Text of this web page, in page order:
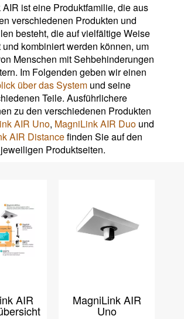
ist eine Produktfamilie, die aus
verschiedenen Produkten und
besteht, die auf vielfältige Weise
kombiniert werden können, um
Menschen mit Sehbehinderungen
Im Folgenden geben wir einen
über das Systemund seine
Teile. Ausführlichere
zu den verschiedenen Produkten
AIR Uno, MagniLink AIR Duo und
AIR Distancefinden Sie auf den
jeweiligen Produktseiten.
AIR MagniLink AIR
Uno